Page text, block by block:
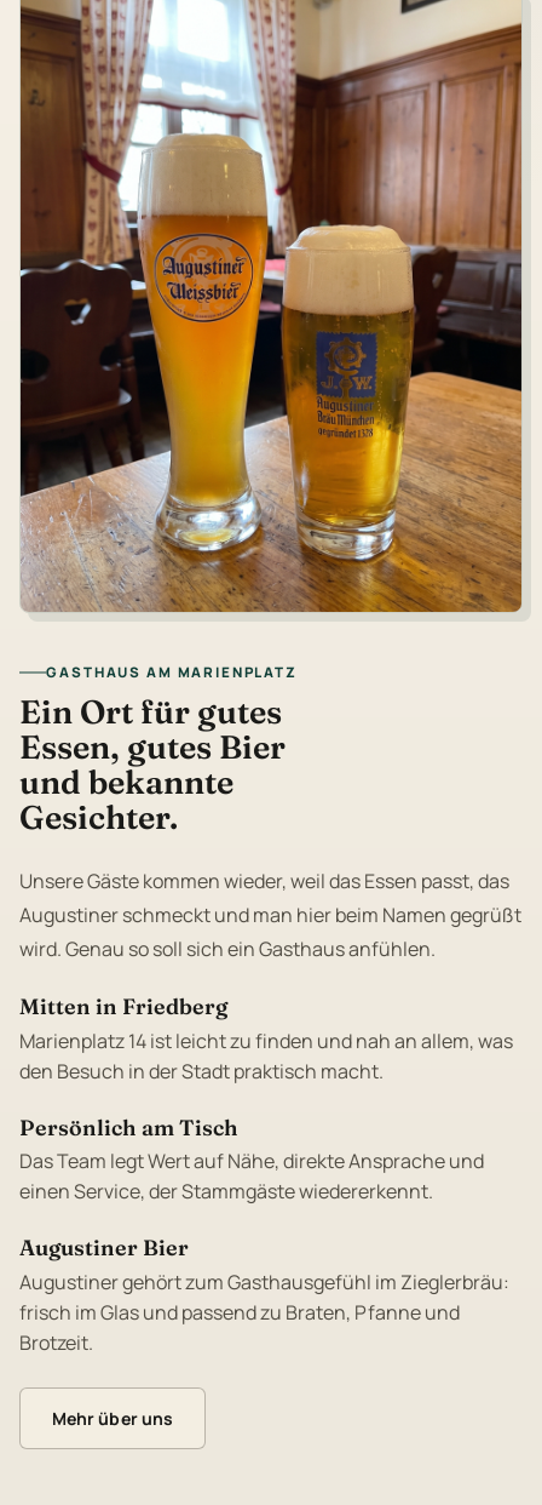
GASTHAUS AM MARIENPLATZ
Ein Ort für gutes
Essen, gutes Bier
und bekannte
Gesichter.
Unsere Gäste kommen wieder, weil das Essen passt, das
Augustiner schmeckt und man hier beim Namen gegrüßt
wird. Genau so soll sich ein Gasthaus anfühlen.
Mitten in Friedberg
Marienplatz 14 ist leicht zu finden und nah an allem, was
den Besuch in der Stadt praktisch macht.
Persönlich am Tisch
Das Team legt Wert auf Nähe, direkte Ansprache und
einen Service, der Stammgäste wiedererkennt.
Augustiner Bier
Augustiner gehört zum Gasthausgefühl im Zieglerbräu:
frisch im Glas und passend zu Braten, Pfanne und
Brotzeit.
Mehr über uns